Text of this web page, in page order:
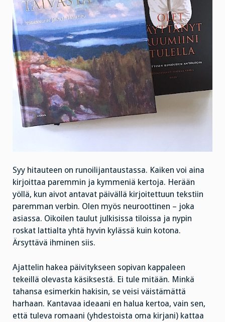
Syy hitauteen on runoilijantaustassa. Kaiken voi aina
kirjoittaa paremmin ja kymmeniä kertoja. Herään
yöllä, kun aivot antavat päivällä kirjoitettuun tekstiin
paremman verbin. Olen myös neuroottinen – joka
asiassa. Oikoilen taulut julkisissa tiloissa ja nypin
roskat lattialta yhtä hyvin kylässä kuin kotona.
Ärsyttävä ihminen siis.
Ajattelin hakea päivitykseen sopivan kappaleen
tekeillä olevasta käsiksestä. Ei tule mitään. Minkä
tahansa esimerkin hakisin, se veisi väistämättä
harhaan. Kantavaa ideaani en halua kertoa, vain sen,
että tuleva romaani (yhdestoista oma kirjani) kattaa